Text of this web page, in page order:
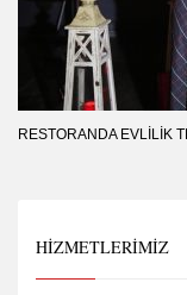
RESTORANDA EVLILIK
HIZMETLERIMIZ